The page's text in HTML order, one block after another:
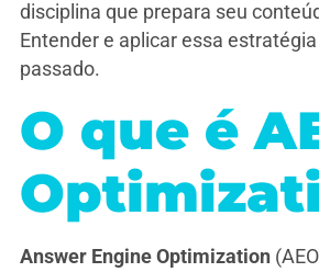
disciplina que prepara seu
Entender e aplicar essa
passado.
O que é
Answer Engine Optimization